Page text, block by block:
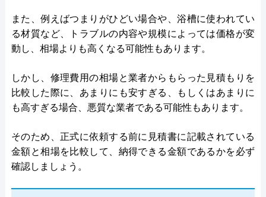
また、例えばつまりがひどい場合や、浴槽に使われてい
る材質など、トラブルの内容や規模によっては価格が変
動し、相場よりも高くなる可能性もあります。
しかし、修理費用の相場と業者からもらった見積もりを
比較した際に、あまりにも安すぎる、もしくはあまりに
も高すぎる場合、悪質な業者である可能性もあります。
そのため、正式に依頼する前に見積書に記載されている
金額と相場を比較して、納得できる金額であるかを必ず
確認しましょう。